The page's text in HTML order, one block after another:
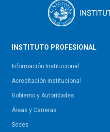
INSTITUTO PROFESIONAL
Información Institucional
Acreditación Institucional
Gobierno y Autoridades​
Áreas y Carreras
Sedes